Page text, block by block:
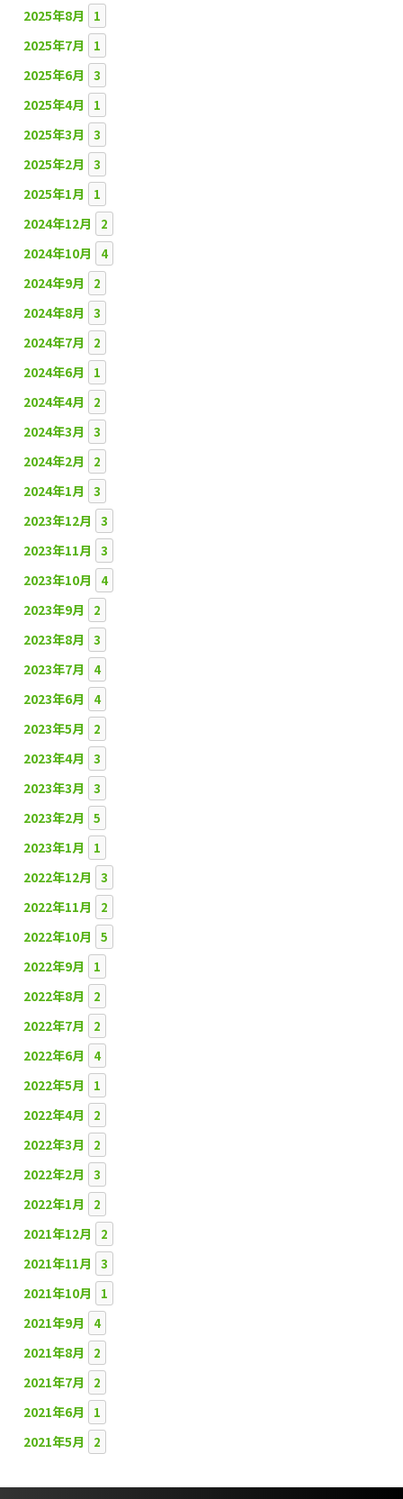
2025年8月 1
2025年7月 1
2025年6月 3
2025年4月 1
2025年3月 3
2025年2月 3
2025年1月 1
2024年12月 2
2024年10月 4
2024年9月 2
2024年8月 3
2024年7月 2
2024年6月 1
2024年4月 2
2024年3月 3
2024年2月 2
2024年1月 3
2023年12月 3
2023年11月 3
2023年10月 4
2023年9月 2
2023年8月 3
2023年7月 4
2023年6月 4
2023年5月 2
2023年4月 3
2023年3月 3
2023年2月 5
2023年1月 1
2022年12月 3
2022年11月 2
2022年10月 5
2022年9月 1
2022年8月 2
2022年7月 2
2022年6月 4
2022年5月 1
2022年4月 2
2022年3月 2
2022年2月 3
2022年1月 2
2021年12月 2
2021年11月 3
2021年10月 1
2021年9月 4
2021年8月 2
2021年7月 2
2021年6月 1
2021年5月 2